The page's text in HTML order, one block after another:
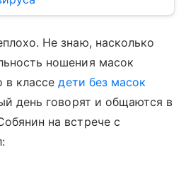
Не знаю, насколько
ношения масок
в класседети без масок
день говорят и общаются в
на встрече с